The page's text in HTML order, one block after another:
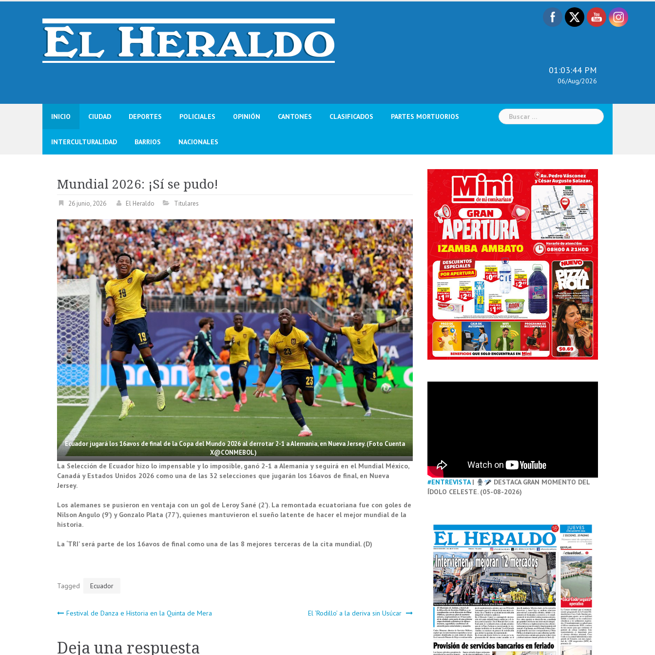
Skip
01:03:45 PM
06/Aug/2026
INICIO CIUDAD DEPORTES POLICIALES OPINIÓN CANTONES CLASIFICADOS PARTES MORTUORIOS
INTERCULTURALIDAD BARRIOS NACIONALES
Buscar:
Mundial 2026: ¡Sí se pudo!
26 junio, 2026 El Heraldo Titulares
Ecuador jugará los 16avos de final de la Copa del Mundo 2026 al derrotar 2-1 a Alemania, en Nueva Jersey. (Foto Cuenta
X@CONMEBOL)
La Selección de Ecuador hizo lo impensable y lo imposible, ganó 2-1 a Alemania y seguirá en el Mundial México,
Canadá y Estados Unidos 2026 como una de las 32 selecciones que jugarán los 16avos de final, en Nueva
Jersey.
Los alemanes se pusieron en ventaja con un gol de Leroy Sané (2’). La remontada ecuatoriana fue con goles de
Nilson Angulo (9’) y Gonzalo Plata (77’), quienes mantuvieron el sueño latente de hacer el mejor mundial de la
historia.
La ‘TRI’ será parte de los 16avos de final como una de las 8 mejores terceras de la cita mundial. (D)
Tagged Ecuador
Navegación
de
Festival de Danza e Historia en la Quinta de Mera El ‘Rodillo’ a la deriva sin Usúcar
Deja una respuesta
#ENTREVISTA|
DESTACA GRAN MOMENTO DEL
ÍDOLO CELESTE. (05-08-2026)